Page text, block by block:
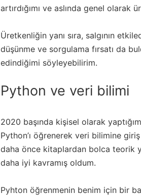
artırdığımı ve aslında genel
Üretkenliğin yanı sıra, salgının
düşünme ve sorgulama fırsatı da
edindiğimi söyleyebilirim.
Python ve veri bilimi
2020 başında kişisel olarak
Python’ı öğrenerek veri bilimine
daha önce kitaplardan bolca teorik
daha iyi kavramış oldum.
Pyhton öğrenmenin benim için bir